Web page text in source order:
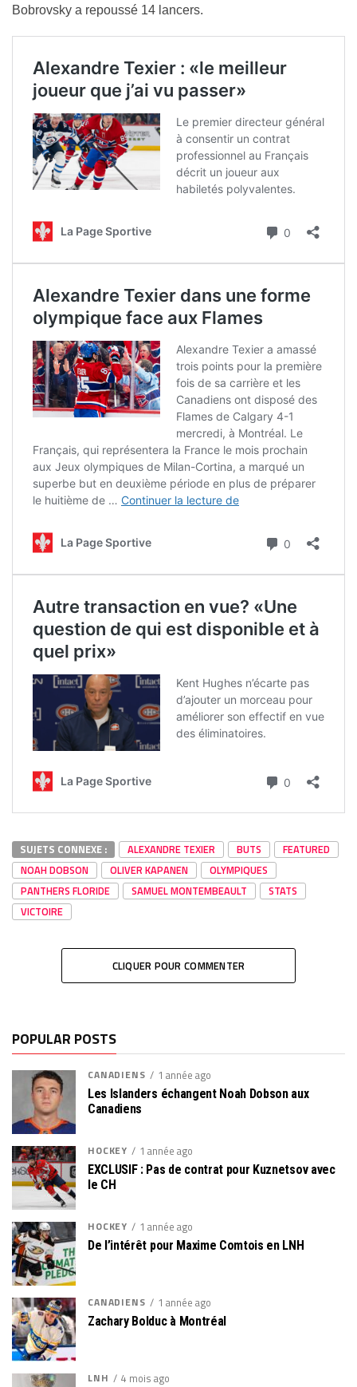
Bobrovsky a repoussé 14 lancers.
SUJETS CONNEXE : ALEXANDRE TEXIER BUTS
FEATURED
NOAH DOBSON
OLIVER KAPANEN
OLYMPIQUES
PANTHERS FLORIDE
SAMUEL MONTEMBEAULT
STATS
VICTOIRE
CLIQUER POUR COMMENTER
POPULAR POSTS
CANADIENS 1 année ago
Les Islanders échangent Noah Dobson aux
Canadiens
HOCKEY 1 année ago
EXCLUSIF : Pas de contrat pour Kuznetsov avec
le CH
HOCKEY 1 année ago
De l’intérêt pour Maxime Comtois en LNH
CANADIENS 1 année ago
Zachary Bolduc à Montréal
LNH 4 mois ago